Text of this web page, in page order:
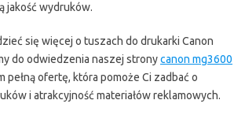
jakość wydruków.
się więcej o tuszach do drukarki Canon
do odwiedzenia naszej stronycanon mg3600
pełną ofertę, która pomoże Ci zadbać o
i atrakcyjność materiałów reklamowych.